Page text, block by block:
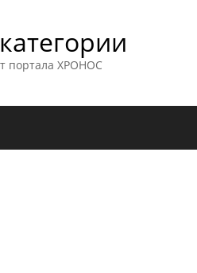
портала ХРОНОС